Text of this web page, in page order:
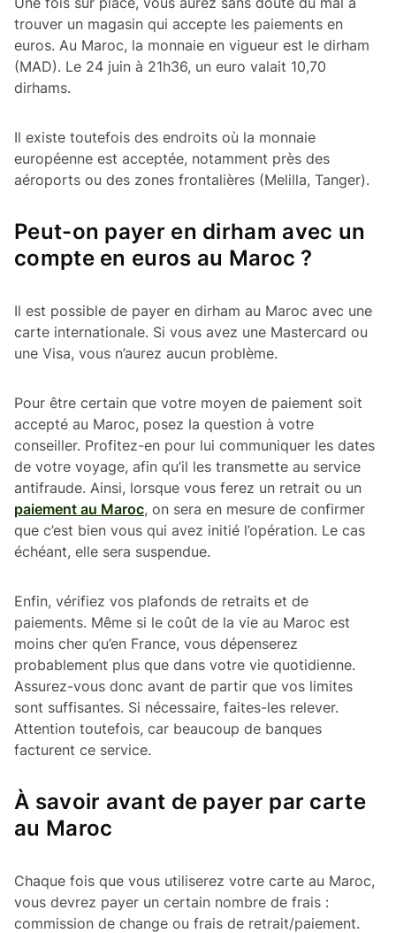
trouver un magasin qui accepte les paiements en
euros. Au Maroc, la monnaie en vigueur est le dirham
(MAD). Le 24 juin à 21h36, un euro valait 10,70
dirhams.
Il existe toutefois des endroits où la monnaie
européenne est acceptée, notamment près des
aéroports ou des zones frontalières (Melilla, Tanger).
Peut-on payer en dirham avec un
compte en euros au Maroc ?
Il est possible de payer en dirham au Maroc avec une
carte internationale. Si vous avez une Mastercard ou
une Visa, vous n’aurez aucun problème.
Pour être certain que votre moyen de paiement soit
accepté au Maroc, posez la question à votre
conseiller. Profitez-en pour lui communiquer les dates
de votre voyage, afin qu’il les transmette au service
antifraude. Ainsi, lorsque vous ferez un retrait ou un
paiement au Maroc, on sera en mesure de confirmer
que c’est bien vous qui avez initié l’opération. Le cas
échéant, elle sera suspendue.
Enfin, vérifiez vos plafonds de retraits et de
paiements. Même si le coût de la vie au Maroc est
moins cher qu’en France, vous dépenserez
probablement plus que dans votre vie quotidienne.
Assurez-vous donc avant de partir que vos limites
sont suffisantes. Si nécessaire, faites-les relever.
Attention toutefois, car beaucoup de banques
facturent ce service.
À savoir avant de payer par carte
au Maroc
Chaque fois que vous utiliserez votre carte au Maroc,
vous devrez payer un certain nombre de frais :
commission de change ou frais de retrait/paiement.